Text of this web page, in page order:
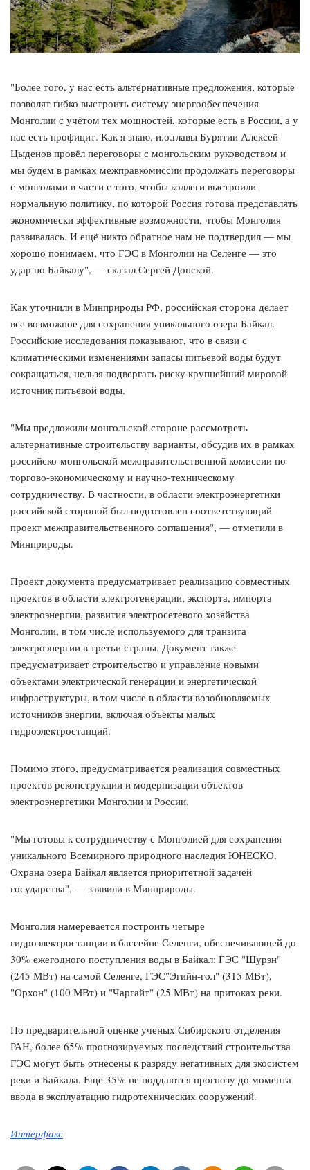
"Более того, у нас есть альтернативные предложения, которые
позволят гибко выстроить систему энергообеспечения
Монголии с учётом тех мощностей, которые есть в России, а у
нас есть профицит. Как я знаю, и.о.главы Бурятии Алексей
Цыденов провёл переговоры с монгольским руководством и
мы будем в рамках межправкомиссии продолжать переговоры
с монголами в части с того, чтобы коллеги выстроили
нормальную политику, по которой Россия готова представлять
экономически эффективные возможности, чтобы Монголия
развивалась. И ещё никто обратное нам не подтвердил — мы
хорошо понимаем, что ГЭС в Монголии на Селенге — это
удар по Байкалу", — сказал Сергей Донской.
Как уточнили в Минприроды РФ, российская сторона делает
все возможное для сохранения уникального озера Байкал.
Российские исследования показывают, что в связи с
климатическими изменениями запасы питьевой воды будут
сокращаться, нельзя подвергать риску крупнейший мировой
источник питьевой воды.
"Мы предложили монгольской стороне рассмотреть
альтернативные строительству варианты, обсудив их в рамках
российско-монгольской межправительственной комиссии по
торгово-экономическому и научно-техническому
сотрудничеству. В частности, в области электроэнергетики
российской стороной был подготовлен соответствующий
проект межправительственного соглашения", — отметили в
Минприроды.
Проект документа предусматривает реализацию совместных
проектов в области электрогенерации, экспорта, импорта
электроэнергии, развития электросетевого хозяйства
Монголии, в том числе используемого для транзита
электроэнергии в третьи страны. Документ также
предусматривает строительство и управление новыми
объектами электрической генерации и энергетической
инфраструктуры, в том числе в области возобновляемых
источников энергии, включая объекты малых
гидроэлектростанций.
Помимо этого, предусматривается реализация совместных
проектов реконструкции и модернизации объектов
электроэнергетики Монголии и России.
"Мы готовы к сотрудничеству с Монголией для сохранения
уникального Всемирного природного наследия ЮНЕСКО.
Охрана озера Байкал является приоритетной задачей
государства", — заявили в Минприроды.
Монголия намеревается построить четыре
гидроэлектростанции в бассейне Селенги, обеспечивающей до
30% ежегодного поступления воды в Байкал: ГЭС "Шурэн"
(245 МВт) на самой Селенге, ГЭС"Эгийн-гол" (315 МВт),
"Орхон" (100 МВт) и "Чаргайт" (25 МВт) на притоках реки.
По предварительной оценке ученых Сибирского отделения
РАН, более 65% прогнозируемых последствий строительства
ГЭС могут быть отнесены к разряду негативных для экосистем
реки и Байкала. Еще 35% не поддаются прогнозу до момента
ввода в эксплуатацию гидротехнических сооружений.
Интерфакс